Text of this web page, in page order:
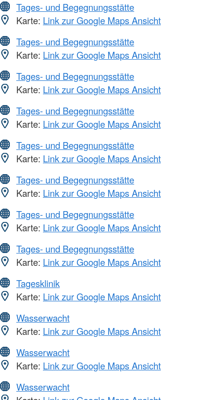
Tages- und Begegnungsstätte
Karte: Link zur Google Maps Ansicht
Tages- und Begegnungsstätte
Karte: Link zur Google Maps Ansicht
Tages- und Begegnungsstätte
Karte: Link zur Google Maps Ansicht
Tages- und Begegnungsstätte
Karte: Link zur Google Maps Ansicht
Tages- und Begegnungsstätte
Karte: Link zur Google Maps Ansicht
Tages- und Begegnungsstätte
Karte: Link zur Google Maps Ansicht
Tages- und Begegnungsstätte
Karte: Link zur Google Maps Ansicht
Tages- und Begegnungsstätte
Karte: Link zur Google Maps Ansicht
Tagesklinik
Karte: Link zur Google Maps Ansicht
Wasserwacht
Karte: Link zur Google Maps Ansicht
Wasserwacht
Karte: Link zur Google Maps Ansicht
Wasserwacht